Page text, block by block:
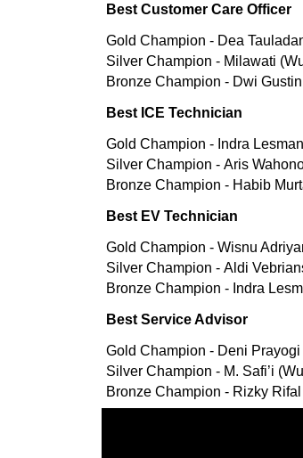
Best Customer Care Officer
Gold Champion - Dea
Silver Champion - Milawati
Bronze Champion - Dwi
Best ICE Technician
Gold Champion - Indra
Silver Champion - Aris
Bronze Champion - Habib
Best EV Technician
Gold Champion - Wisnu
Silver Champion - Aldi
Bronze Champion - Indra
Best Service Advisor
Gold Champion - Deni
Silver Champion - M. Safi’i
Bronze Champion - Rizky